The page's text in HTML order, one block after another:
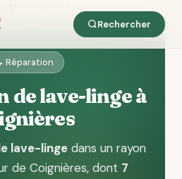
Rechercher
Réparation
de lave-linge à
lave-linge dans un rayon
de Coignières, dont 7